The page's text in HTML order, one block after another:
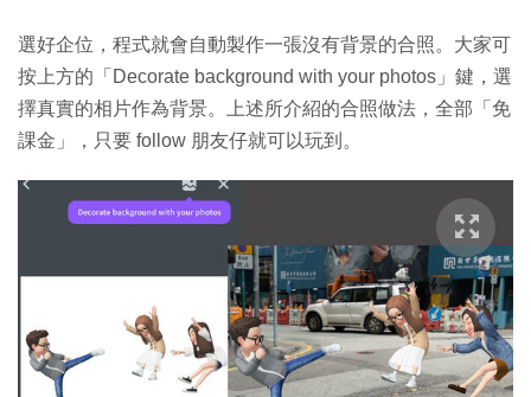
選好企位，程式就會自動製作一張沒有背景的合照。大家可
按上方的「Decorate background with your photos」鍵，選
擇真實的相片作為背景。上述所介紹的合照做法，全部「免
課金」，只要 follow 朋友仔就可以玩到。